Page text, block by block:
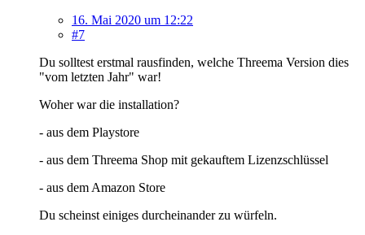
16. Mai 2020 um 12:22
#7
Du solltest erstmal rausfinden, welche Threema Version dies
"vom letzten Jahr" war!
Woher war die installation?
- aus dem Playstore
- aus dem Threema Shop mit gekauftem Lizenzschlüssel
- aus dem Amazon Store
Du scheinst einiges durcheinander zu würfeln.